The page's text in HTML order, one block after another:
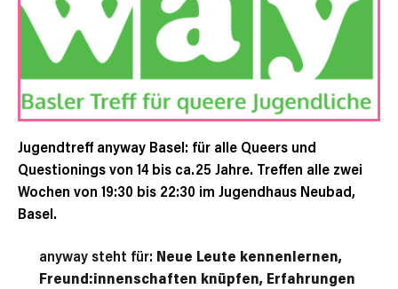
Jugendtreff anyway Basel: für alle Queers und
Questionings von 14 bis ca.25 Jahre. Treffen alle zwei
Wochen von 19:30 bis 22:30 im Jugendhaus Neubad,
Basel.
anyway steht für: Neue Leute kennenlernen,
Freund:innenschaften knüpfen, Erfahrungen